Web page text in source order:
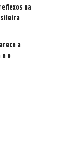
na
a
o